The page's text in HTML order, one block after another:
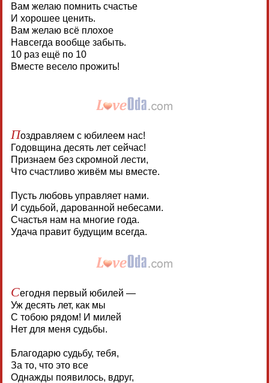
Вам желаю помнить счастье
И хорошее ценить.
Вам желаю всё плохое
Навсегда вообще забыть.
10 раз ещё по 10
Вместе весело прожить!
Поздравляем с юбилеем нас!
Годовщина десять лет сейчас!
Признаем без скромной лести,
Что счастливо живём мы вместе.
Пусть любовь управляет нами.
И судьбой, дарованной небесами.
Счастья нам на многие года.
Удача правит будущим всегда.
Сегодня первый юбилей —
Уж десять лет, как мы
С тобою рядом! И милей
Нет для меня судьбы.
Благодарю судьбу, тебя,
За то, что это все
Однажды появилось, вдруг,